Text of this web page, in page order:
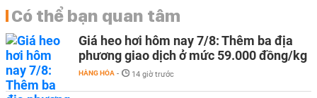
Có thể bạn quan tâm
Giá heo hơi hôm nay 7/8: Thêm ba địa
phương giao dịch ở mức 59.000 đồng/kg
HÀNG HÓA - 14 giờ trước